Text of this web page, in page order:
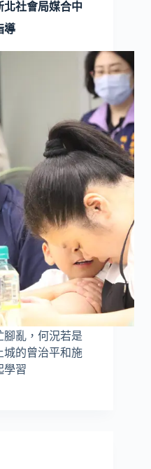
社會局媒合中
導
腳亂，何況若是
城的曾治平和施
學習